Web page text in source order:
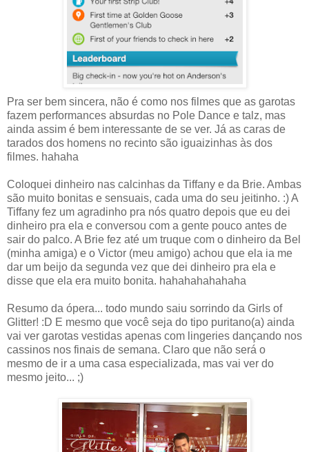
Pra ser bem sincera, não é como nos filmes que as garotas
fazem performances absurdas no Pole Dance e talz, mas
ainda assim é bem interessante de se ver. Já as caras de
tarados dos homens no recinto são iguaizinhas às dos
filmes. hahaha
Coloquei dinheiro nas calcinhas da Tiffany e da Brie. Ambas
são muito bonitas e sensuais, cada uma do seu jeitinho. :) A
Tiffany fez um agradinho pra nós quatro depois que eu dei
dinheiro pra ela e conversou com a gente pouco antes de
sair do palco. A Brie fez até um truque com o dinheiro da Bel
(minha amiga) e o Victor (meu amigo) achou que ela ia me
dar um beijo da segunda vez que dei dinheiro pra ela e
disse que ela era muito bonita. hahahahahahaha
Resumo da ópera... todo mundo saiu sorrindo da Girls of
Glitter! :D E mesmo que você seja do tipo puritano(a) ainda
vai ver garotas vestidas apenas com lingeries dançando nos
cassinos nos finais de semana. Claro que não será o
mesmo de ir a uma casa especializada, mas vai ver do
mesmo jeito... ;)